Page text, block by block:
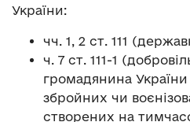
України:
чч. 1, 2 ст. 111
ч. 7 ст. 111-1
громадянина
збройних чи
створених на